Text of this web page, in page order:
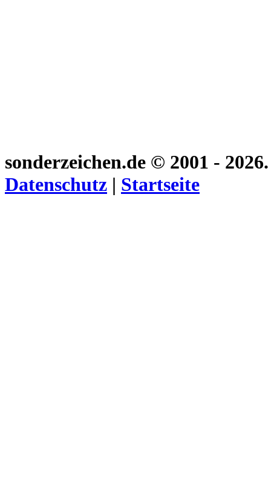
sonderzeichen.de © 2001 -
Datenschutz | Startseite